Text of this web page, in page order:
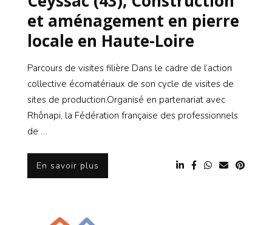
et aménagement en pierre
locale en Haute-Loire
Parcours de visites filière Dans le cadre de l’action
collective écomatériaux de son cycle de visites de
sites de production.Organisé en partenariat avec
Rhônapi, la Fédération française des professionnels
de …
En savoir plus